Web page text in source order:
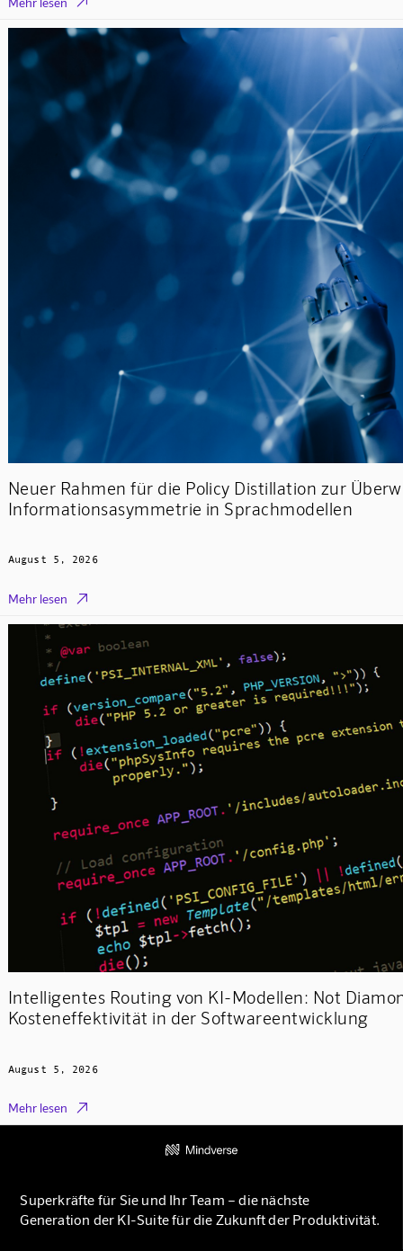
Neuer Rahmen für die Policy Distillation zur
Informationsasymmetrie in Sprachmodellen
August 5, 2026
Mehr lesen 
Intelligentes Routing von KI-Modellen: Not
Kosteneffektivität in der Softwareentwicklung
August 5, 2026
Mehr lesen 
Superkräfte für Sie und Ihr Team – die nächste
Generation der KI-Suite für die Zukunft der Produktivität.